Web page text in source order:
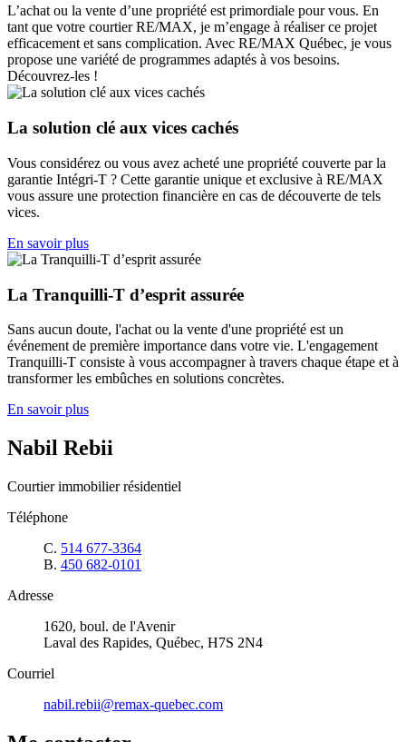
L’achat ou la vente d’une propriété est primordiale pour vous. En
tant que votre courtier RE/MAX, je m’engage à réaliser ce projet
efficacement et sans complication. Avec RE/MAX Québec, je vous
propose une variété de programmes adaptés à vos besoins.
Découvrez-les !
La solution clé aux vices cachés
Vous considérez ou vous avez acheté une propriété couverte par la
garantie Intégri-T ? Cette garantie unique et exclusive à RE/MAX
vous assure une protection financière en cas de découverte de tels
vices.
En savoir plus
La Tranquilli-T d’esprit assurée
Sans aucun doute, l'achat ou la vente d'une propriété est un
événement de première importance dans votre vie. L'engagement
Tranquilli-T consiste à vous accompagner à travers chaque étape et à
transformer les embûches en solutions concrètes.
En savoir plus
Nabil Rebii
Courtier immobilier résidentiel
Téléphone
C. 514 677-3364
B. 450 682-0101
Adresse
1620, boul. de l'Avenir
Laval des Rapides, Québec, H7S 2N4
Courriel
nabil.rebii@remax-quebec.com